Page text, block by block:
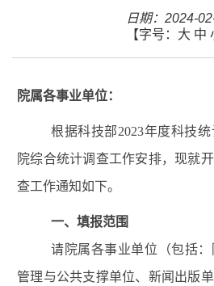
日期：2024-
【字号： 大 中
院属各事业单位：
根据科技部2023年度科技
院综合统计调查工作安排，现就
查工作通知如下。
一、填报范围
请院属各事业单位（包括：
管理与公共支撑单位、新闻出版